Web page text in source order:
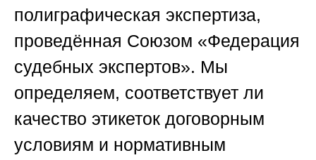
полиграфическая экспертиза,
проведённая Союзом «Федерация
судебных экспертов». Мы
определяем, соответствует ли
качество этикеток договорным
условиям и нормативным